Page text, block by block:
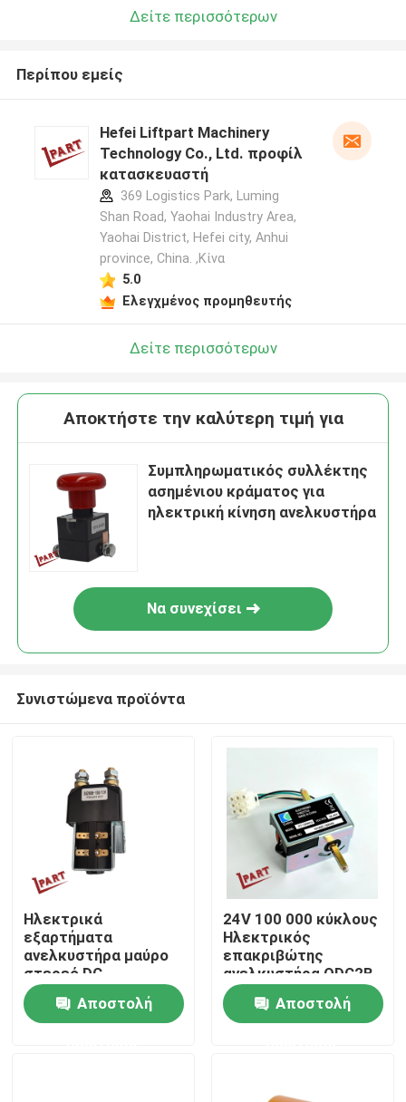
Σπίτι
Δείτε περισσότερων
Περίπου εμείς
Hefei Liftpart Machinery
Technology Co., Ltd. προφίλ
κατασκευαστή
369 Logistics Park, Luming
Shan Road, Yaohai Industry Area,
Yaohai District, Hefei city, Anhui
province, China. ,Κίνα
5.0
Ελεγχμένος προμηθευτής
Δείτε περισσότερων
Αποκτήστε την καλύτερη τιμή για
Συμπληρωματικός συλλέκτης
ασημένιου κράματος για
ηλεκτρική κίνηση ανελκυστήρα
Να συνεχίσει
Συνιστώμενα προϊόντα
Ηλεκτρικά
εξαρτήματα
ανελκυστήρα μαύρο
στερεό DC
επαγωγέας ισχύος
SW280B-158 12V
Αποστολή
24V 100 000 κύκλους
Ηλεκτρικός
επακριβώτης
ανελκυστήρα QDC2B-
200A
Αποστολή